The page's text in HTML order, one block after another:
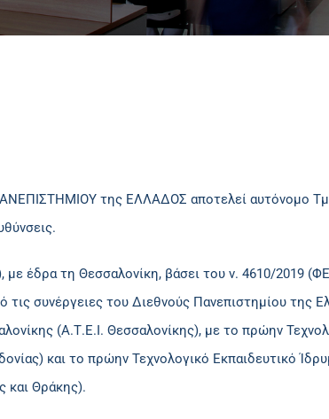
της ΕΛΛΑΔΟΣ αποτελεί αυτόνομο
τη Θεσσαλονίκη, βάσει του ν. 4610/2019
τις συνέργειες του Διεθνούς Πανεπιστημίου της
(Α.Τ.Ε.Ι. Θεσσαλονίκης), με το πρώην
και το πρώην Τεχνολογικό Εκπαιδευτικό
και Θράκης).